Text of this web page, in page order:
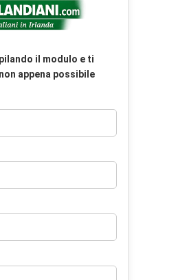
il modulo e ti
appena possibile